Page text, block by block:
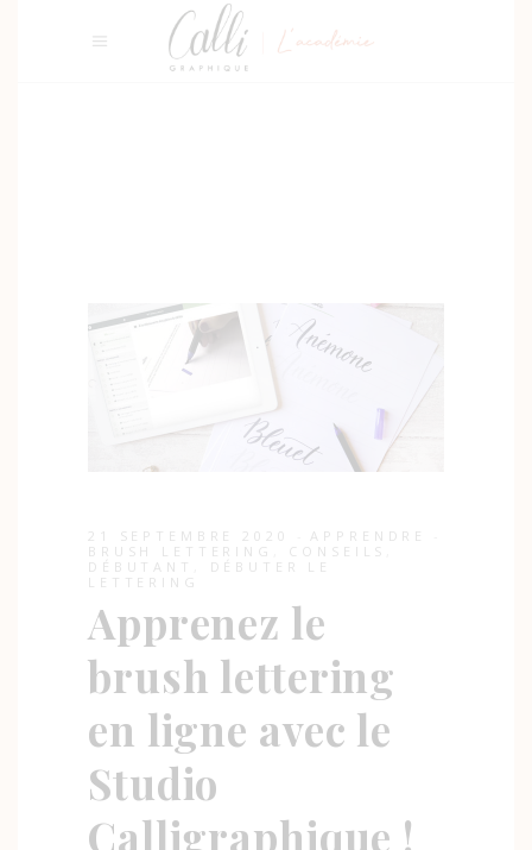
21 SEPTEMBRE 2020
APPRENDRE
BRUSH LETTERING
CONSEILS
DÉBUTANT
DÉBUTER LE
LETTERING
Apprenez le
brush lettering
en ligne avec le
Studio
Calligraphique !